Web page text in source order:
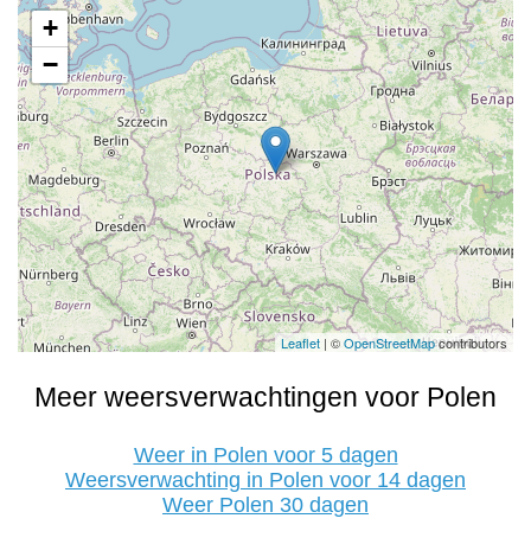
+
−
Leaflet | ©OpenStreetMapcontributors
Meer weersverwachtingen voor Polen
Weer in Polen voor 5 dagen
Weersverwachting in Polen voor 14 dagen
Weer Polen 30 dagen